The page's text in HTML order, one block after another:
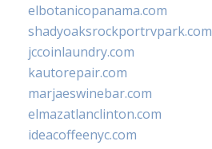
elbotanicopanama.com
shadyoaksrockportrvpark.com
jccoinlaundry.com
kautorepair.com
marjaeswinebar.com
elmazatlanclinton.com
ideacoffeenyc.com